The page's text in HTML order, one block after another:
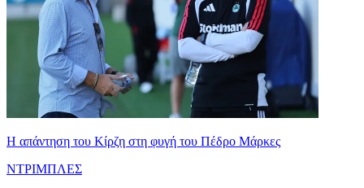
Η απάντηση του Κίρζη στη φυγή του Πέδρο Μάρκες
ΝΤΡΙΜΠΛΕΣ